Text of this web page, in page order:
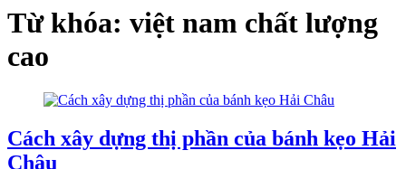
Từ khóa: việt nam chất lượng
cao
Cách xây dựng thị phần của bánh kẹo Hải
Châu